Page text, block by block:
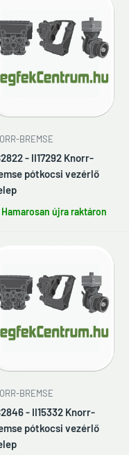
BREMSE
- II17292 Knorr-
pótkocsi vezérlő
Hamarosan újra raktáron
BREMSE
- II15332 Knorr-
pótkocsi vezérlő